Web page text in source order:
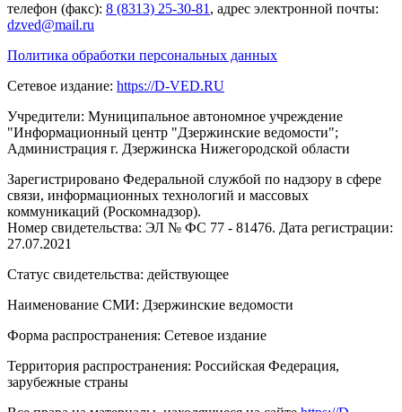
телефон (факс): 8 (8313) 25-30-81 , адрес электронной почты:
dzved@mail.ru
Политика обработки персональных данных
Сетевое издание: https://D-VED.RU
Учредители: Муниципальное автономное учреждение
"Информационный центр "Дзержинские ведомости";
Администрация г. Дзержинска Нижегородской области
Зарегистрировано Федеральной службой по надзору в сфере
связи, информационных технологий и массовых
коммуникаций (Роскомнадзор).
Номер свидетельства: ЭЛ № ФС 77 - 81476. Дата регистрации:
27.07.2021
Статус свидетельства: действующее
Наименование СМИ: Дзержинские ведомости
Форма распространения: Сетевое издание
Территория распространения: Российская Федерация,
зарубежные страны